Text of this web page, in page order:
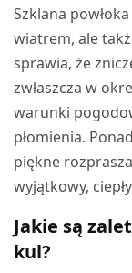
Szklana
wiatrem, ale
sprawia, że
zwłaszcza w
warunki
płomienia.
piękne
wyjątkowy,
Jakie są
kul?